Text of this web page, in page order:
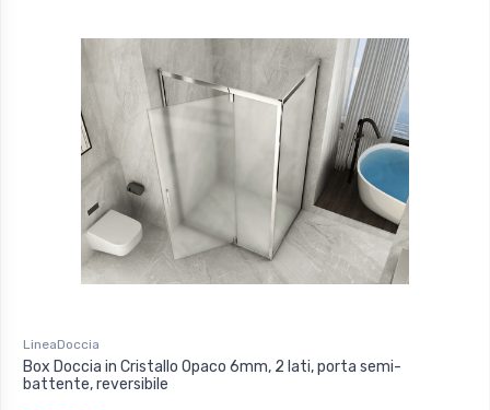
LineaDoccia
Box Doccia in Cristallo Opaco 6mm, 2 lati, porta semi-
battente, reversibile